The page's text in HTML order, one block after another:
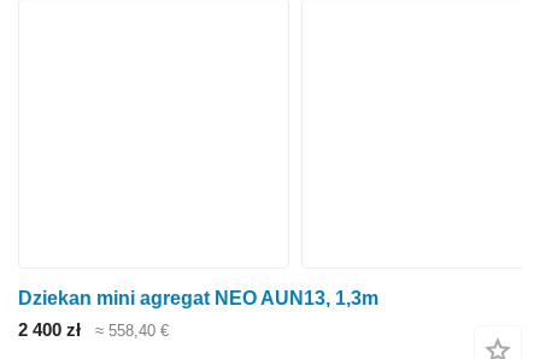
Dziekan mini agregat NEO AUN13, 1,3m
2 400 zł
≈ 558,40 €